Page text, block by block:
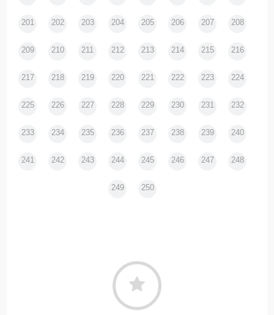
201 202 203 204 205 206 207 208
209 210 211 212 213 214 215 216
217 218 219 220 221 222 223 224
225 226 227 228 229 230 231 232
233 234 235 236 237 238 239 240
241 242 243 244 245 246 247 248
249 250